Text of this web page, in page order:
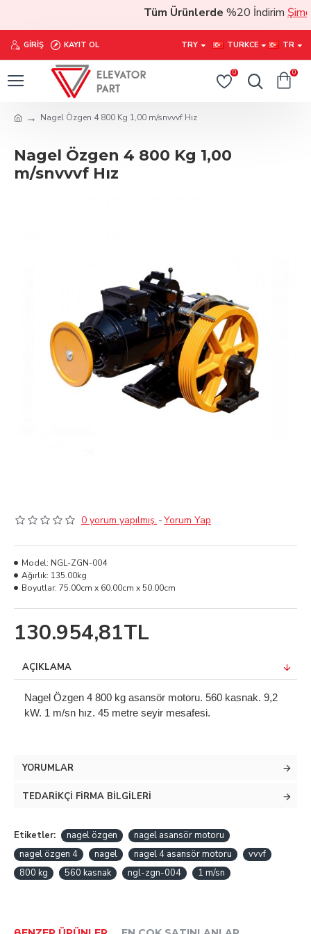
Tüm Ürünlerde%20 İndirimŞimdi
GIRIŞ KAYIT OL TRY TURKCE TR
0 0
Nagel Özgen 4 800 Kg 1,00 m/snvvvf Hız
Nagel Özgen 4 800 Kg 1,00
m/snvvvf Hız
0 yorum yapılmış. -Yorum Yap
130.954,81TL
Model: NGL-ZGN-004
Ağırlık: 135.00kg
Boyutlar: 75.00cm x 60.00cm x 50.00cm
AÇIKLAMA
Nagel Özgen 4 800 kg asansör motoru. 560 kasnak. 9,2
kW. 1 m/sn hız. 45 metre seyir mesafesi.
YORUMLAR
TEDARIKÇI FIRMA BILGILERI
Etiketler: nagel özgen
nagel asansör motoru
nagel özgen 4
nagel nagel 4 asansör motoru
vvvf
800 kg
560 kasnak ngl-zgn-004 1 m/sn